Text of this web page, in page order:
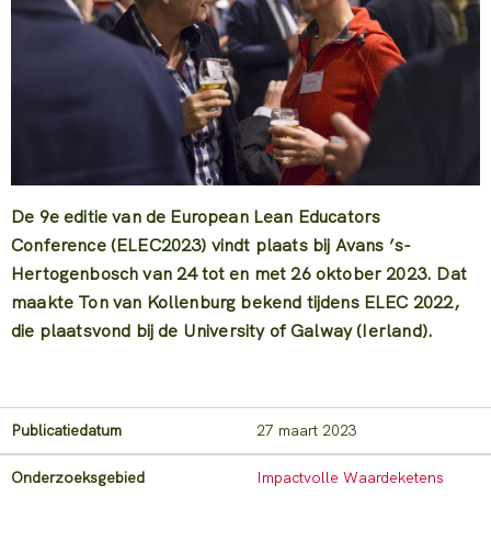
De 9e editie van de European Lean Educators
Conference (ELEC2023) vindt plaats bij Avans ’s-
Hertogenbosch van 24 tot en met 26 oktober 2023. Dat
maakte Ton van Kollenburg bekend tijdens ELEC 2022,
die plaatsvond bij de University of Galway (Ierland).
Publicatiedatum 27 maart 2023
Onderzoeksgebied Impactvolle Waardeketens